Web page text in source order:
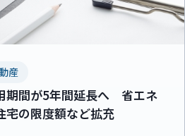
産
期間が5年間延長へ 省エネ
宅の限度額など拡充